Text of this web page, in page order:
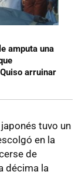
amputa una
arruinar
tuvo un
en la
de
décima la